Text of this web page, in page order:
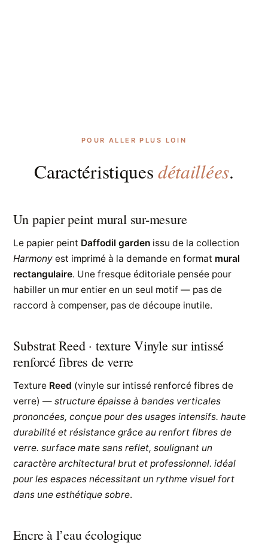
POUR ALLER PLUS LOIN
Caractéristiquesdétaillées.
Un papier peint mural sur-mesure
Le papier peint Daffodil garden issu de la collection
Harmony est imprimé à la demande en format mural
rectangulaire. Une fresque éditoriale pensée pour
habiller un mur entier en un seul motif — pas de
raccord à compenser, pas de découpe inutile.
Substrat Reed · texture Vinyle sur intissé
renforcé fibres de verre
Texture Reed (vinyle sur intissé renforcé fibres de
verre) —structure épaisse à bandes verticales
prononcées, conçue pour des usages intensifs. haute
durabilité et résistance grâce au renfort fibres de
verre. surface mate sans reflet, soulignant un
caractère architectural brut et professionnel. idéal
pour les espaces nécessitant un rythme visuel fort
dans une esthétique sobre.
Encre à l’eau écologique